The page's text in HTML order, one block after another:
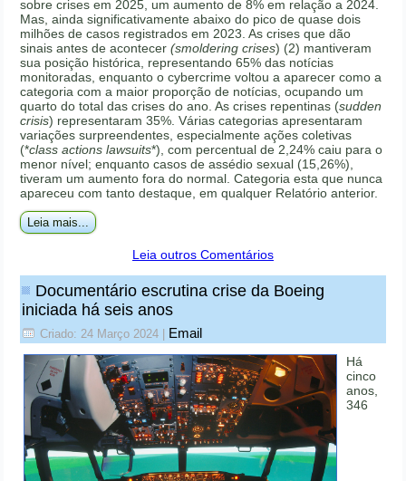
sobre crises em 2025, um aumento de 8% em relação a 2024.
Mas, ainda significativamente abaixo do pico de quase dois
milhões de casos registrados em 2023. As crises que dão
sinais antes de acontecer(smoldering crises) (2) mantiveram
sua posição histórica, representando 65% das notícias
monitoradas, enquanto o cybercrime voltou a aparecer como a
categoria com a maior proporção de notícias, ocupando um
quarto do total das crises do ano. As crises repentinas (sudden
crisis) representaram 35%. Várias categorias apresentaram
variações surpreendentes, especialmente ações coletivas
(*class actions lawsuits*), com percentual de 2,24% caiu para o
menor nível; enquanto casos de assédio sexual (15,26%),
tiveram um aumento fora do normal. Categoria esta que nunca
apareceu com tanto destaque, em qualquer Relatório anterior.
Leia mais...
Leia outros Comentários
Documentário escrutina crise da Boeing
iniciada há seis anos
Criado: 24 Março 2024 Email
Há
cinco
anos,
346